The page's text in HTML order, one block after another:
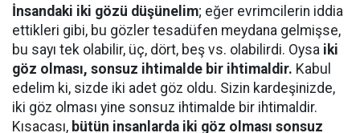
İnsandaki iki gözü düşünelim; eğer evrimcilerin iddia
ettikleri gibi, bu gözler tesadüfen meydana gelmişse,
bu sayı tek olabilir, üç, dört, beş vs. olabilirdi. Oysa iki
göz olması, sonsuz ihtimalde bir ihtimaldir. Kabul
edelim ki, sizde iki adet göz oldu. Sizin kardeşinizde,
iki göz olması yine sonsuz ihtimalde bir ihtimaldir.
Kısacası, bütün insanlarda iki göz olması sonsuz